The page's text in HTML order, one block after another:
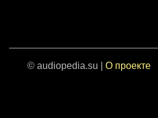
© audiopedia.su | О проекте